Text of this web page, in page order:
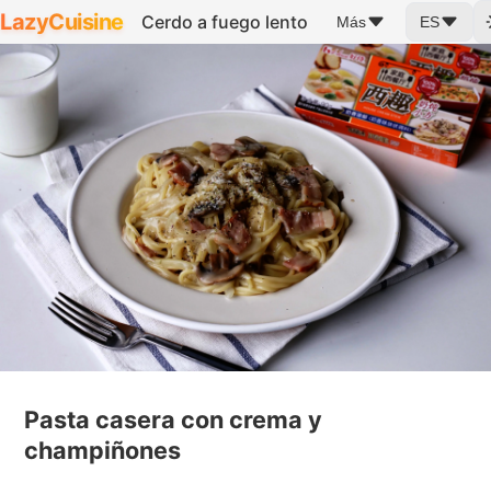
LazyCuisine Cerdo a fuego lento Más ES
Pasta casera con crema y
champiñones